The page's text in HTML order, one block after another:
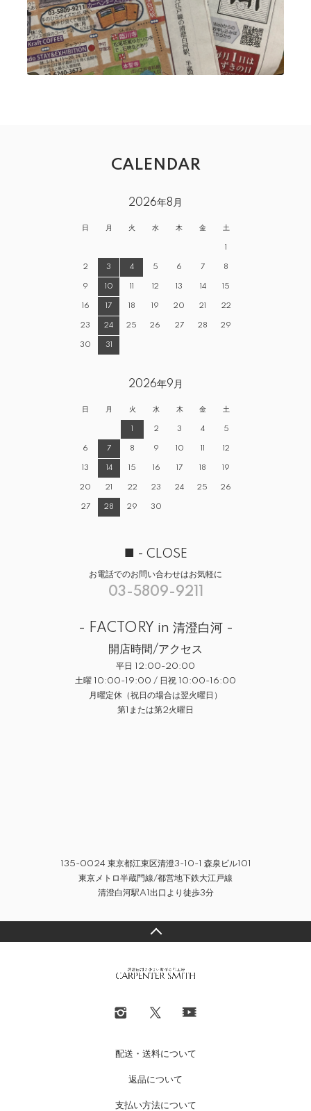
CALENDAR
2026年8月
日 月 火 水 木 金 土
2 3 4 5 6 7 8
9 10 12 13 14 15
16 17 18 19 20 21 22
23 24 25 26 27 28 29
30 31
2026年9月
日 月 火 水 木 金 土
2 3 4 5
6 7 8 9 10 12
13 14 15 16 17 18 19
20 21 22 23 24 25 26
27 28 29 30
■ - CLOSE
お電話でのお問い合わせはお気軽に
03-5809-9211
- FACTORY in 清澄白河 -
開店時間/アクセス
平日 12:00-20:00
土曜 10:00-19:00 / 日祝 10:00-16:00
月曜定休（祝日の場合は翌火曜日）
第1または第2火曜日
135-0024 東京都江東区清澄3-10-1 森泉ビル101
東京メトロ半蔵門線/都営地下鉄大江戸線
清澄白河駅A1出口より徒歩3分
配送・送料について
返品について
支払い方法について